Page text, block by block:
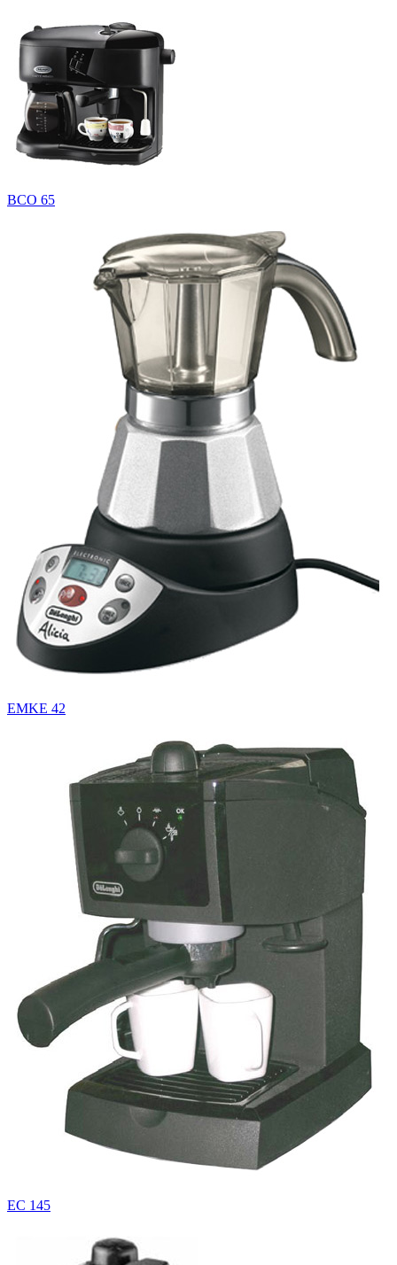
BCO 65
EMKE 42
EC 145